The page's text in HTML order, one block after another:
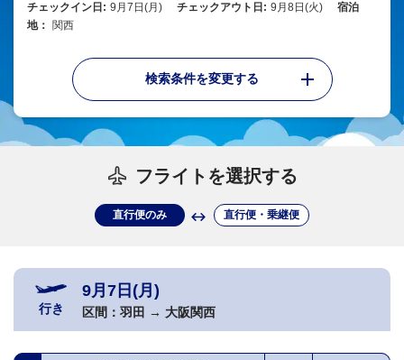
チェックイン日: 9月7日(月) チェックアウト日: 9月8日(火)
宿泊
地：
関西
検索条件を変更する
フライトを選択する
直行便のみ 直行便・乗継便
行き
9月7日(月)
区間： 羽田 → 大阪関西